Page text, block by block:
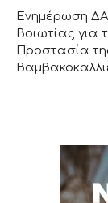
Ενημέρωση
Βοιωτίας για
Προστασία